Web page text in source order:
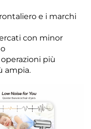
e i marchi
con minor
più
ampia.